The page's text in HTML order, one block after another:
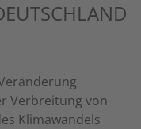
Verbreitung von
Klimawandels